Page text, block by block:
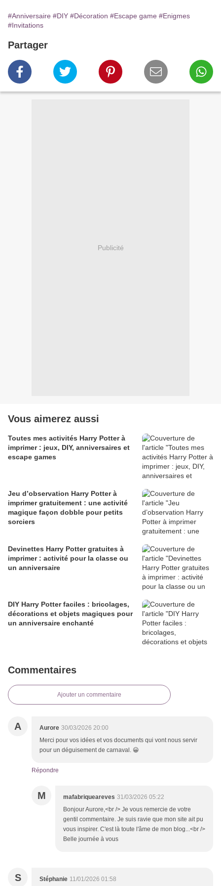
#Anniversaire #DIY #Décoration #Escape game #Enigmes
#Invitations
Partager
Publicité
Vous aimerez aussi
Toutes mes activités Harry Potter à
imprimer : jeux, DIY, anniversaires et
escape games
Jeu d’observation Harry Potter à
imprimer gratuitement : une activité
magique façon dobble pour petits
sorciers
Devinettes Harry Potter gratuites à
imprimer : activité pour la classe ou
un anniversaire
DIY Harry Potter faciles : bricolages,
décorations et objets magiques pour
un anniversaire enchanté
Commentaires
Ajouter un commentaire
A Aurore 30/03/2026 20:00
Merci pour vos idées et vos documents qui vont nous servir
pour un déguisement de carnaval. 😀
Répondre
M mafabriqueareves 31/03/2026 05:22
Bonjour Aurore,<br /> Je vous remercie de votre
gentil commentaire. Je suis ravie que mon site ait pu
vous inspirer. C'est là toute l'âme de mon blog...<br />
Belle journée à vous
S Stéphanie 11/01/2026 01:58